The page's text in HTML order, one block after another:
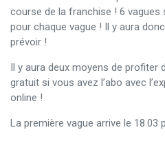
course de la franchise ! 6 vagues
pour chaque vague ! Il y aura
prévoir !
Il y aura deux moyens de profiter
gratuit si vous avez l’abo avec
online !
La première vague arrive le